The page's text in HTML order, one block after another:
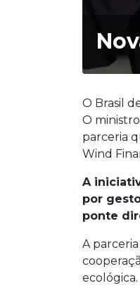
O Brasil
O
parceria
Wind
A
por
ponte
A
ecológica.